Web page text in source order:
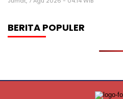
BERITA POPULER